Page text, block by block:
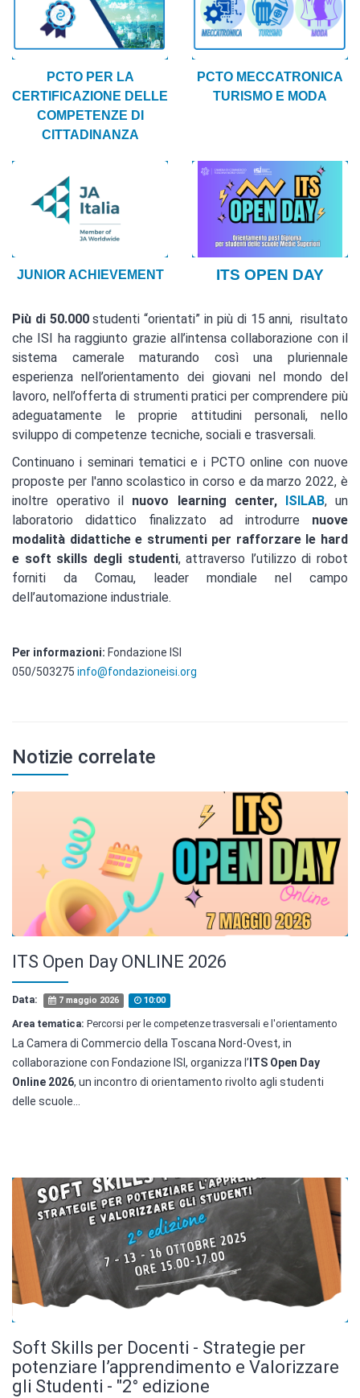
PCTO PER LA
CERTIFICAZIONE DELLE
COMPETENZE DI
CITTADINANZA
PCTO MECCATRONICA
TURISMO E MODA
JUNIOR ACHIEVEMENT ITS OPEN DAY
Più di 50.000studenti “orientati” in più di 15 anni, risultato
che ISI ha raggiunto grazie all’intensa collaborazione con il
sistema camerale maturando così una pluriennale
esperienza nell’orientamento dei giovani nel mondo del
lavoro, nell’offerta di strumenti pratici per comprendere più
adeguatamente le proprie attitudini personali, nello
sviluppo di competenze tecniche, sociali e trasversali.
Continuano i seminari tematici e i PCTO online con nuove
proposte per l'anno scolastico in corso e da marzo 2022, è
inoltre operativo il
nuovo learning center, ISILAB, un
laboratorio didattico finalizzato ad introdurre nuove
modalità didattiche e strumenti per rafforzare le hard
e soft skills degli studenti, attraverso l’utilizzo di robot
forniti da Comau, leader mondiale nel campo
dell’automazione industriale.
Per informazioni: Fondazione ISI
050/503275 info@fondazioneisi.org
Notizie correlate
ITS Open Day ONLINE 2026
Data: 7 maggio 2026 10:00
Area tematica: Percorsi per le competenze trasversali e l'orientamento
La Camera di Commercio della Toscana Nord-Ovest, in
collaborazione con Fondazione ISI, organizza l’ ITS Open Day
Online 2026, un incontro di orientamento rivolto agli studenti
delle scuole...
Soft Skills per Docenti - Strategie per
potenziare l’apprendimento e Valorizzare
gli Studenti - "2° edizione